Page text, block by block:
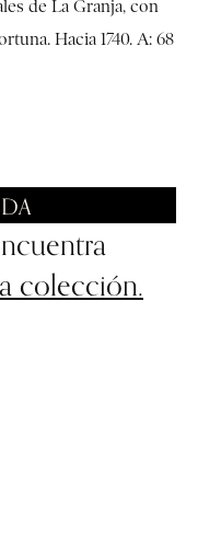
de La Granja, con
Hacia 1740. A: 68
colección.